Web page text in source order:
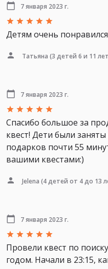
7 января 2023 г.
Детям очень
Татьяна (3 детей 6 и 11
7 января 2023 г.
Спасибо большое за
квест! Дети были
подарков почти 55
вашими квестами:)
Jelena (4 детей от 4 до 13
7 января 2023 г.
Провели квест по
годом. Начали в 23:15,